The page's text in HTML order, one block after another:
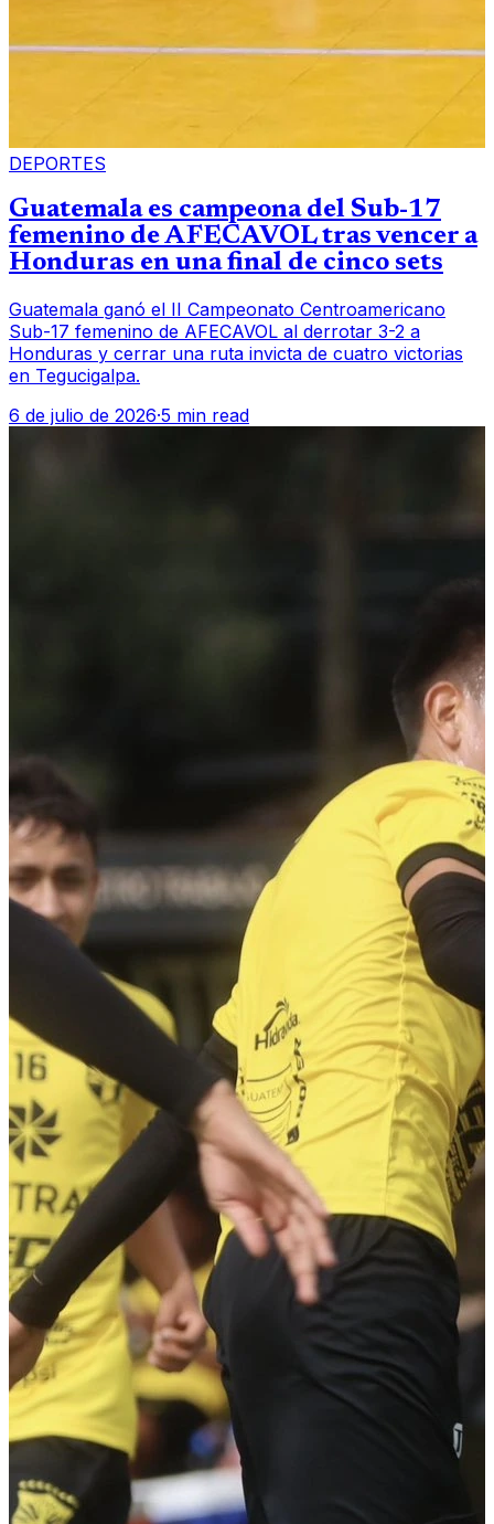
DEPORTES
Guatemala es campeona del Sub-17
femenino de AFECAVOL tras vencer a
Honduras en una final de cinco sets
Guatemala ganó el II Campeonato Centroamericano
Sub-17 femenino de AFECAVOL al derrotar 3-2 a
Honduras y cerrar una ruta invicta de cuatro victorias
en Tegucigalpa.
6 de julio de 2026·5 min read